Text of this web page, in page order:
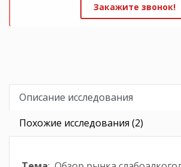
Закажите звонок!
Описание исследования
Похожие исследования (2)